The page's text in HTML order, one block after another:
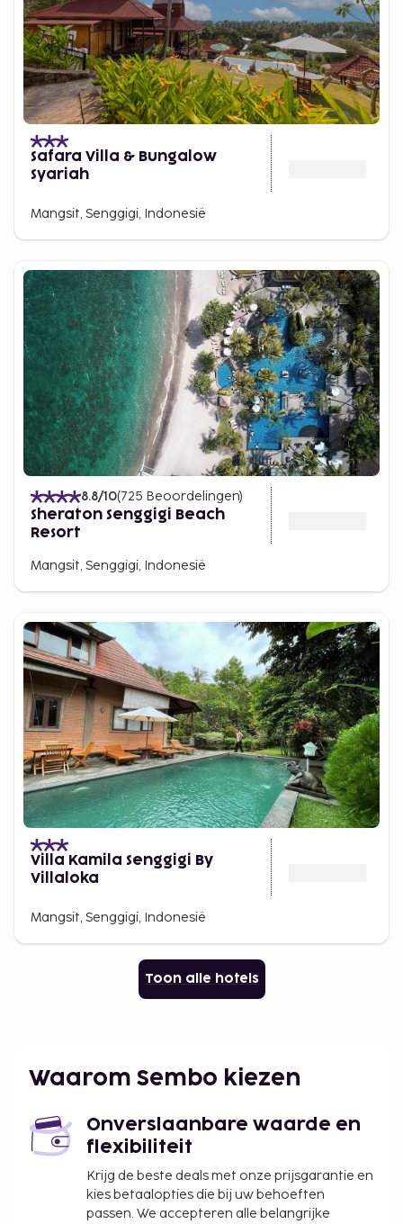
Safara Villa & Bungalow
Syariah
Mangsit, Senggigi, Indonesië
8.8/10(725 Beoordelingen)
Sheraton Senggigi Beach
Resort
Mangsit, Senggigi, Indonesië
Villa Kamila Senggigi By
Villaloka
Mangsit, Senggigi, Indonesië
Toon alle hotels
Waarom Sembo kiezen
Onverslaanbare waarde en
flexibiliteit
Krijg de beste deals met onze prijsgarantie en
kies betaalopties die bij uw behoeften
passen. We accepteren alle belangrijke